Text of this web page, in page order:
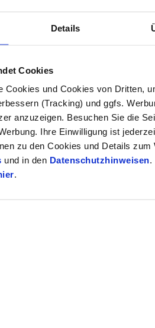
Details
Cookies
Cookies und Cookies von Dritten,
(Tracking) und ggfs.
anzuzeigen. Besuchen Sie die
Ihre Einwilligung ist
zu den Cookies und Details zum
und in den Datenschutzhinweisen.
.